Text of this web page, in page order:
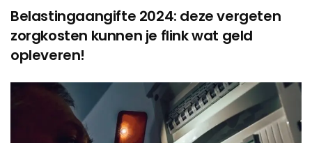
Belastingaangifte 2024: deze vergeten
zorgkosten kunnen je flink wat geld
opleveren!